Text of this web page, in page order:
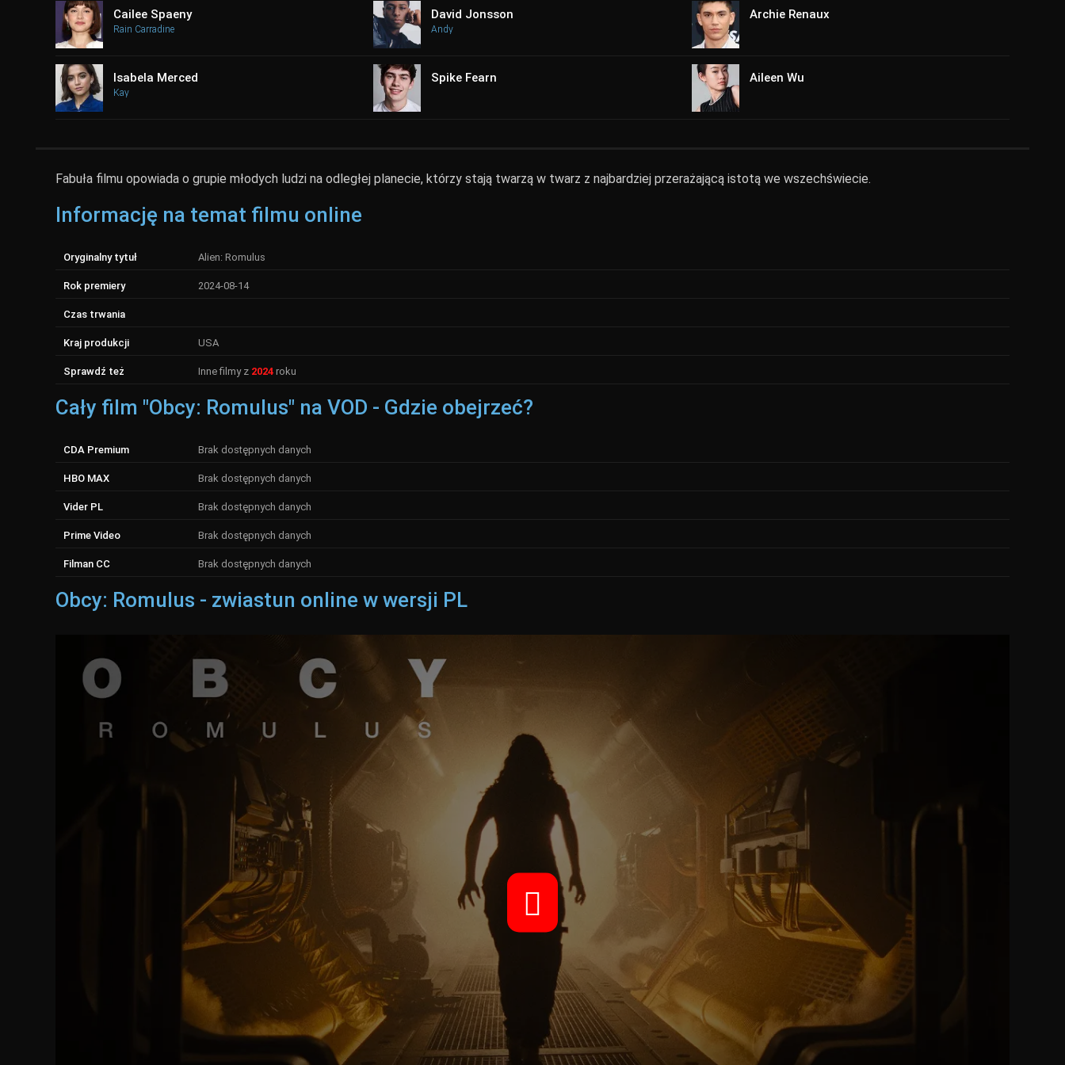
Cailee Spaeny
Rain Carradine
David Jonsson
Andy
Archie Renaux
Isabela Merced
Kay
Spike Fearn Aileen Wu
Fabuła filmu opowiada o grupie młodych ludzi na odległej planecie, którzy stają twarzą w twarz z najbardziej przerażającą istotą we wszechświecie.
Informację na temat filmu online
Oryginalny tytuł Alien: Romulus
Rok premiery 2024-08-14
Czas trwania
Kraj produkcji USA
Sprawdź też Inne filmy z 2024 roku
Cały film "Obcy: Romulus" na VOD - Gdzie obejrzeć?
CDA Premium Brak dostępnych danych
HBO MAX Brak dostępnych danych
Vider PL Brak dostępnych danych
Prime Video Brak dostępnych danych
Filman CC Brak dostępnych danych
Obcy: Romulus - zwiastun online w wersji PL